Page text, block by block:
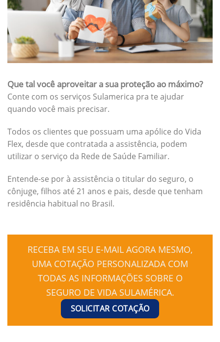
Que tal você aproveitar a sua proteção ao máximo?
Conte com os serviços Sulamerica pra te ajudar
quando você mais precisar.
Todos os clientes que possuam uma apólice do Vida
Flex, desde que contratada a assistência, podem
utilizar o serviço da Rede de Saúde Familiar.
Entende-se por à assistência o titular do seguro, o
cônjuge, filhos até 21 anos e pais, desde que tenham
residência habitual no Brasil.
RECEBA EM SEU E-MAIL AGORA MESMO,
UMA COTAÇÃO PERSONALIZADA COM
TODAS AS INFORMAÇÕES SOBRE O
SEGURO DE VIDA SULAMÉRICA.
SOLICITAR COTAÇÃO